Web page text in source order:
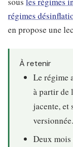
régimes
en propose une
À retenir
Le régime
à partir de
jacente, et
versionnée.
Deux